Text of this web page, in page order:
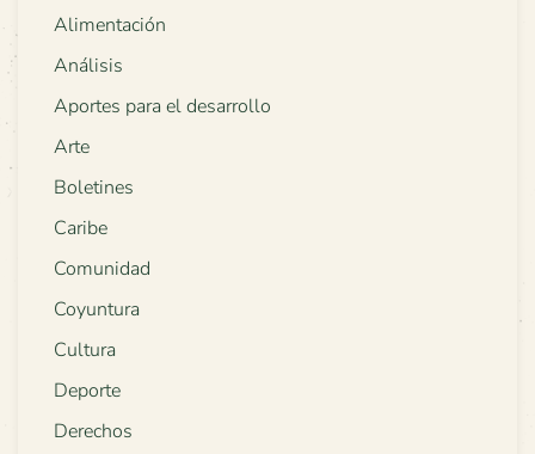
Alimentación
Análisis
Aportes para el desarrollo
Arte
Boletines
Caribe
Comunidad
Coyuntura
Cultura
Deporte
Derechos